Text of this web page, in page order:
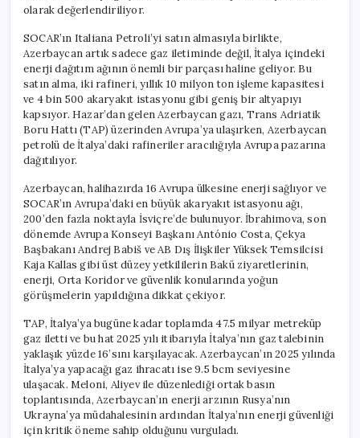
olarak değerlendiriliyor.
SOCAR’ın Italiana Petroli’yi satın almasıyla birlikte,
Azerbaycan artık sadece gaz iletiminde değil, İtalya içindeki
enerji dağıtım ağının önemli bir parçası haline geliyor. Bu
satın alma, iki rafineri, yıllık 10 milyon ton işleme kapasitesi
ve 4 bin 500 akaryakıt istasyonu gibi geniş bir altyapıyı
kapsıyor. Hazar’dan gelen Azerbaycan gazı, Trans Adriatik
Boru Hattı (TAP) üzerinden Avrupa’ya ulaşırken, Azerbaycan
petrolü de İtalya’daki rafineriler aracılığıyla Avrupa pazarına
dağıtılıyor.
Azerbaycan, halihazırda 16 Avrupa ülkesine enerji sağlıyor ve
SOCAR’ın Avrupa’daki en büyük akaryakıt istasyonu ağı,
200’den fazla noktayla İsviçre’de bulunuyor. İbrahimova, son
dönemde Avrupa Konseyi Başkanı António Costa, Çekya
Başbakanı Andrej Babiš ve AB Dış İlişkiler Yüksek Temsilcisi
Kaja Kallas gibi üst düzey yetkililerin Bakü ziyaretlerinin,
enerji, Orta Koridor ve güvenlik konularında yoğun
görüşmelerin yapıldığına dikkat çekiyor.
TAP, İtalya’ya bugüne kadar toplamda 47.5 milyar metreküp
gaz iletti ve bu hat 2025 yılı itibarıyla İtalya’nın gaz talebinin
yaklaşık yüzde 16’sını karşılayacak. Azerbaycan’ın 2025 yılında
İtalya’ya yapacağı gaz ihracatı ise 9.5 bcm seviyesine
ulaşacak. Meloni, Aliyev ile düzenlediği ortak basın
toplantısında, Azerbaycan’ın enerji arzının Rusya’nın
Ukrayna’ya müdahalesinin ardından İtalya’nın enerji güvenliği
için kritik öneme sahip olduğunu vurguladı.